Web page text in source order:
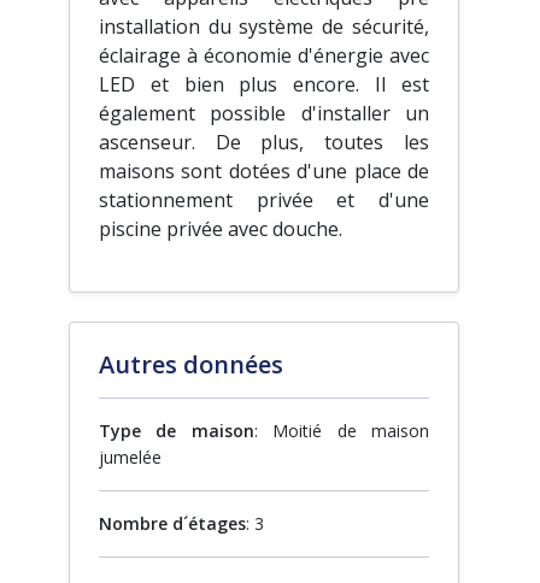
installation du système de sécurité,
éclairage à économie d'énergie avec
LED et bien plus encore. Il est
également possible d'installer un
ascenseur. De plus, toutes les
maisons sont dotées d'une place de
stationnement privée et d'une
piscine privée avec douche.
Autres données
Type de maison: Moitié de maison
jumelée
Nombre d´étages: 3